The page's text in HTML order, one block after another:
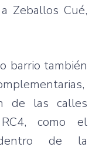
Zeballos Cué,
barrio también
de las calles
como el
dentro de la